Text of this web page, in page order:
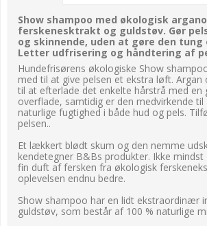
Show shampoo med økologisk
ferskenesktrakt og guldstøv. Gør
og skinnende, uden at gøre den
Letter udfrisering og håndtering af
Hundefrisørens økologiske Show
med til at give pelsen et ekstra løft. Argan
til at efterlade det enkelte hårstrå med en
overflade, samtidig er den medvirkende til
naturlige fugtighed i både hud og pels.
pelsen..
Et lækkert blødt skum og den nemme
kendetegner B&Bs produkter. Ikke
fin duft af fersken fra økologisk
oplevelsen endnu bedre.
Show shampoo har en lidt ekstraordinær
guldstøv, som består af 100 % naturlige